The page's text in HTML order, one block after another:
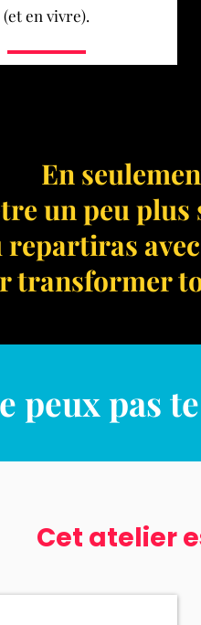
(et en vivre).
En
un peu
repartiras
transformer
peux pas
Cet atelier